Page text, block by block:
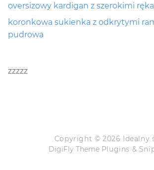
oversizowy kardigan z szerokimi
koronkowa sukienka z odkrytymi
pudrowa
zzzzz
Copyright © 2026 Idealny
DigiFly Theme Plugins &